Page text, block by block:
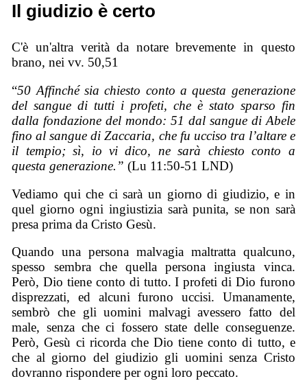
Il giudizio è certo
C'è un'altra verità da notare brevemente in questo
brano, nei vv. 50,51
“50 Affinché sia chiesto conto a questa generazione
del sangue di tutti i profeti, che è stato sparso fin
dalla fondazione del mondo: 51 dal sangue di Abele
fino al sangue di Zaccaria, che fu ucciso tra l’altare e
il tempio; sì, io vi dico, ne sarà chiesto conto a
questa generazione.” (Lu 11:50-51 LND)
Vediamo qui che ci sarà un giorno di giudizio, e in
quel giorno ogni ingiustizia sarà punita, se non sarà
presa prima da Cristo Gesù.
Quando una persona malvagia maltratta qualcuno,
spesso sembra che quella persona ingiusta vinca.
Però, Dio tiene conto di tutto. I profeti di Dio furono
disprezzati, ed alcuni furono uccisi. Umanamente,
sembrò che gli uomini malvagi avessero fatto del
male, senza che ci fossero state delle conseguenze.
Però, Gesù ci ricorda che Dio tiene conto di tutto, e
che al giorno del giudizio gli uomini senza Cristo
dovranno rispondere per ogni loro peccato.